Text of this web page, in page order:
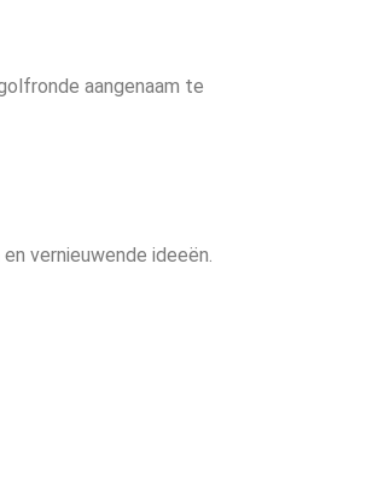
aangenaam te
vernieuwende ideeën.